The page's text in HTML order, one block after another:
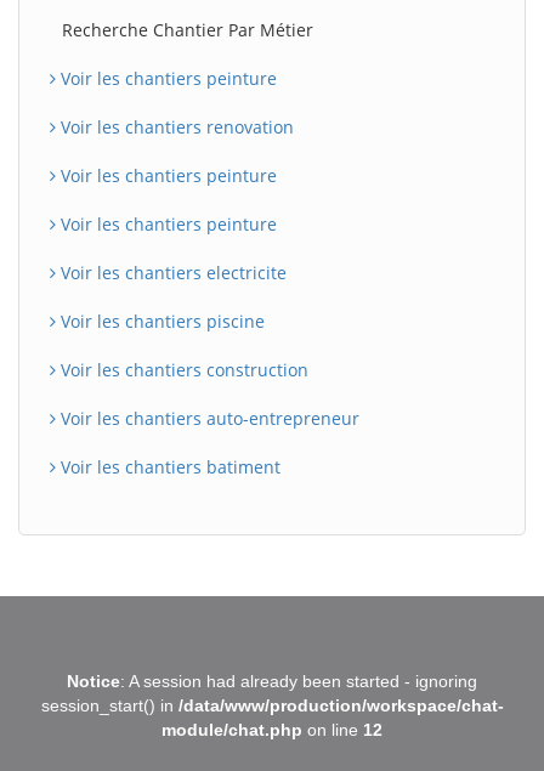
Recherche Chantier Par Métier
Voir les chantiers peinture
Voir les chantiers renovation
Voir les chantiers peinture
Voir les chantiers peinture
Voir les chantiers electricite
Voir les chantiers piscine
Voir les chantiers construction
Voir les chantiers auto-entrepreneur
Voir les chantiers batiment
Notice: A session had already been started - ignoring
session_start() in /data/www/production/workspace/chat-
module/chat.php on line 12
B
Assistant en ligne